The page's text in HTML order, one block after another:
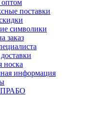
оптом
поставки
символики
заказ
носка
информация
ПРАБО